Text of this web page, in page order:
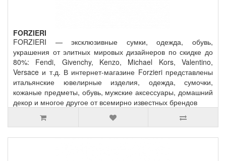
FORZIERI
FORZIERI — эксклюзивные сумки, одежда, обувь,
украшения от элитных мировых дизайнеров по скидке до
80%: Fendi, Givenchy, Kenzo, Michael Kors, Valentino,
Versace и т.д. В интернет-магазине Forzieri представлены
итальянские ювелирные изделия, одежда, сумочки,
кожаные предметы, обувь, мужские аксессуары, домашний
декор и многое другое от всемирно известных брендов